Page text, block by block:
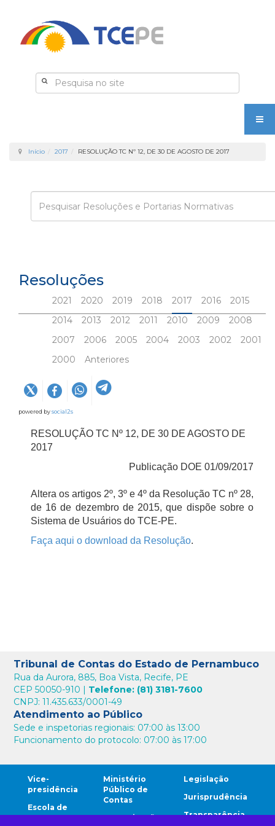
Início 2017 RESOLUÇÃO TC Nº 12, DE 30 DE AGOSTO DE 2017
Resoluções
2021 2020 2019 2018 2017 2016
2015
2014
2013 2012 2011 2010 2009
2008
2007
2006 2005 2004 2003 2002
2001
2000
Anteriores
powered bysocial2s
RESOLUÇÃO TC Nº 12, DE 30 DE AGOSTO DE
2017
Publicação DOE 01/09/2017
Altera os artigos 2º, 3º e 4º da Resolução TC nº 28,
de 16 de dezembro de 2015, que dispõe sobre o
Sistema de Usuários do TCE-PE.
Faça aqui o download da Resolução.
Tribunal de Contas do Estado de Pernambuco
Rua da Aurora, 885, Boa Vista, Recife, PE
CEP 50050-910 | Telefone: (81) 3181-7600
CNPJ: 11.435.633/0001-49
Atendimento ao Público
Sede e inspetorias regionais: 07:00 às 13:00
Funcionamento do protocolo: 07:00 às 17:00
Vice-
presidência
Escola de
Contas
Ministério
Público de
Contas
Comunicação
Legislação
Jurisprudência
Transparência